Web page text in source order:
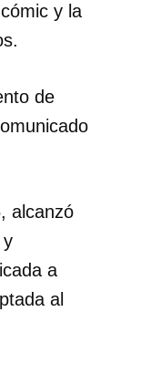
y la
de
alcanzó
y
a
al